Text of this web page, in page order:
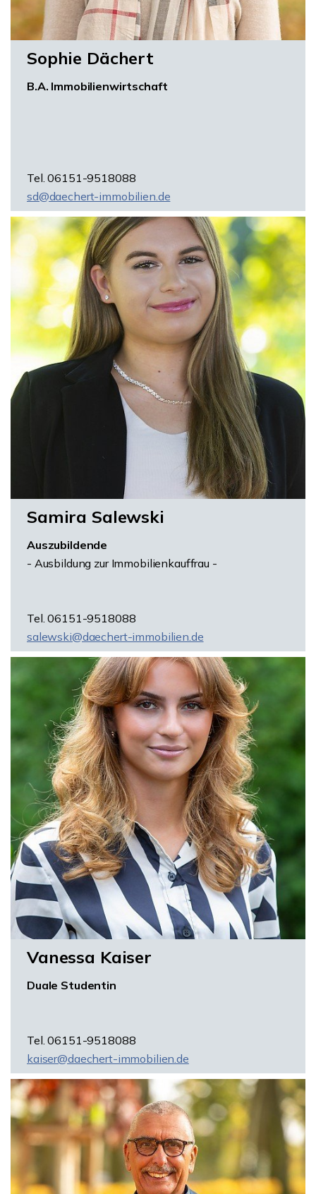
Sophie Dächert
B.A. Immobilienwirtschaft
Tel. 06151-9518088
sd@daechert-immobilien.de
Samira Salewski
Auszubildende
- Ausbildung zur Immobilienkauffrau -
Tel. 06151-9518088
salewski@daechert-immobilien.de
Vanessa Kaiser
Duale Studentin
Tel. 06151-9518088
kaiser@daechert-immobilien.de